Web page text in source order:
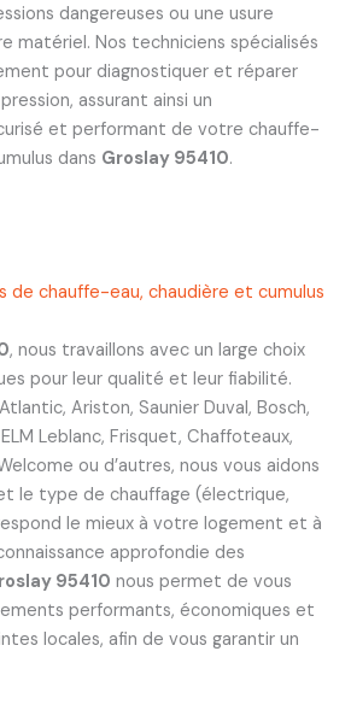
dangereuses ou une usure
matériel. Nos techniciens spécialisés
pour diagnostiquer et réparer
assurant ainsi un
et performant de votre chauffe-
dans Groslay 95410.
de chauffe-eau, chaudière et cumulus
, nous travaillons avec un large choix
pour leur qualité et leur fiabilité.
Ariston, Saunier Duval, Bosch,
Leblanc, Frisquet, Chaffoteaux,
ou d’autres, nous vous aidons
le type de chauffage (électrique,
le mieux à votre logement et à
approfondie des
95410 nous permet de vous
performants, économiques et
locales, afin de vous garantir un